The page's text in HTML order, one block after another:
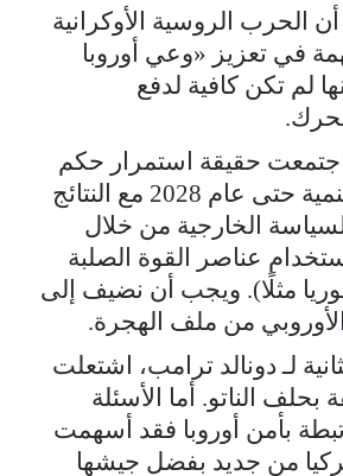
الحرب الروسية الأوكرانية
في تعزيز «وعي أوروبا
لم تكن كافية لدفع
عام 2023، اجتمعت حقيقة استمرار حكم
حزب العدالة والتنمية حتى عام 2028 مع النتائج
الخارجية من خلال
عناصر القوة الصلبة
مثلًا). ويجب أن نضيف إلى
من ملف الهجرة.
لـ دونالد ترامب، اشتعلت
بحلف الناتو. أما الأسئلة
بأمن أوروبا فقد أسهمت
من جديد بفضل جيشها